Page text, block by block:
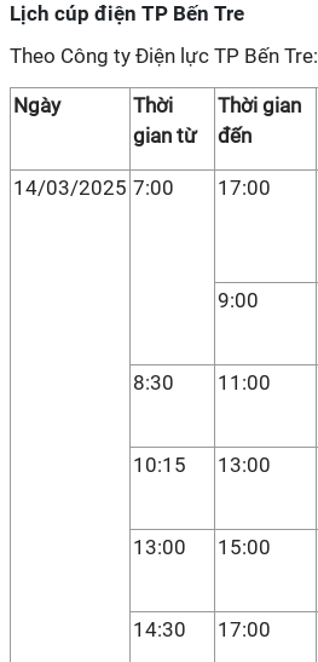
Lịch cúp điện TP Bến Tre
Theo Công ty Điện lực TP Bến Tre:
Ngày
Thời
gian từ
Thời gian
đến
14/03/2025 7:00 17:00
9:00
8:30 11:00
10:15 13:00
13:00 15:00
14:30 17:00